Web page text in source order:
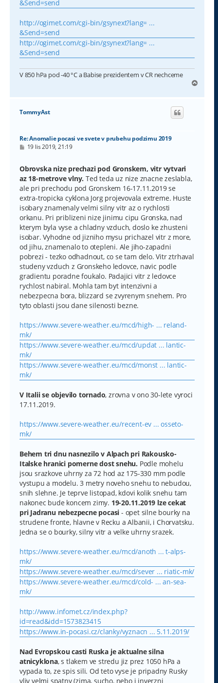
&Send=send
http://ogimet.com/cgi-bin/gsynext?lang= ...
&Send=send
http://ogimet.com/cgi-bin/gsynext?lang= ...
&Send=send
V 850 hPa pod -40 °C a Babise prezidentem v CR nechceme
h
TommyAst
Re: Anomalie pocasi ve svete v prubehu podzimu 2019
P
s
p
ě
v
e
k
19 lis 2019, 21:19
Obrovska nize prechazi pod Gronskem, vitr vytvari
az 18-metrove vlny. Ted teda uz nize znacne zeslabla,
ale pri prechodu pod Gronskem 16-17.11.2019 se
extra-tropicka cyklona Jorg projevovala extreme. Huste
isobary znamenaly velmi silny vitr az o rychlosti
orkanu. Pri priblizeni nize jinimu cipu Gronska, nad
kterym byla vyse a chladny vzduch, doslo ke zhusteni
isobar. Vyhodne od jizniho mysu prichazel vitr z more,
od jihu, znamenalo to otepleni. Ale jiho-zapadni
pobrezi - tezko odhadnout, co se tam delo. Vitr ztrhaval
studeny vzduch z Gronskeho ledovce, navic podle
gradientu poradne foukalo. Padajici vitr z ledovce
rychlost nabiral. Mohla tam byt intenzivni a
nebezpecna bora, blizzard se zvyrenym snehem. Pro
tyto oblasti jsou dane silenosti bezne.
https://www.severe-weather.eu/mcd/high- ... reland-
mk/
https://www.severe-weather.eu/mcd/updat ... lantic-
mk/
https://www.severe-weather.eu/mcd/monst ... lantic-
mk/
V Italii se objevilo tornado, zrovna v ono 30-lete vyroci
17.11.2019.
https://www.severe-weather.eu/recent-ev ... osseto-
mk/
Behem tri dnu nasnezilo v Alpach pri Rakousko-
Italske hranici pomerne dost snehu. Podle mohelu
jsou srazkove uhrny za 72 hod az 175-330 mm podle
vystupu a modelu. 3 metry noveho snehu to nebudou,
snih slehne. Je teprve listopad, kdovi kolik snehu tam
nakonec bude koncem zimy. 19-20.11.2019 lze cekat
pri Jadranu nebezpecne pocasi - opet silne bourky na
strudene fronte, hlavne v Recku a Albanii, i Chorvatsku.
Jedna se o bourky, silny vitr a velke uhrny srazek.
https://www.severe-weather.eu/mcd/anoth ... t-alps-
mk/
https://www.severe-weather.eu/mcd/sever ... riatic-mk/
https://www.severe-weather.eu/mcd/cold- ... an-sea-
mk/
http://www.infomet.cz/index.php?
id=read&idd=1573823415
https://www.in-pocasi.cz/clanky/vyznacn ... 5.11.2019/
Nad Evropskou casti Ruska je aktualne silna
atnicyklona, s tlakem ve stredu jiz prez 1050 hPa a
vypada to, ze spis sili. Od teto vyse je pripadny Rusky
vliv velmi spatny (zima, sucho, nebo i inverzni